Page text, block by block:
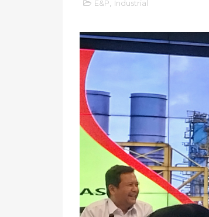
E&P Industrial